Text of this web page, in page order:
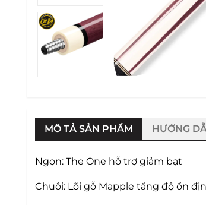
MÔ TẢ SẢN PHẨM HƯỚNG
Ngọn: The One hỗ trợ giảm bạt
Chuôi: Lõi gỗ Mapple tăng độ ổn